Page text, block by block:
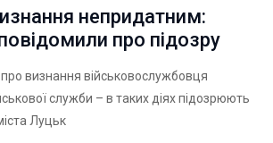
непридатним:
про підозру
визнання військовослужбовця
служби – в таких діях підозрюють
Луцьк